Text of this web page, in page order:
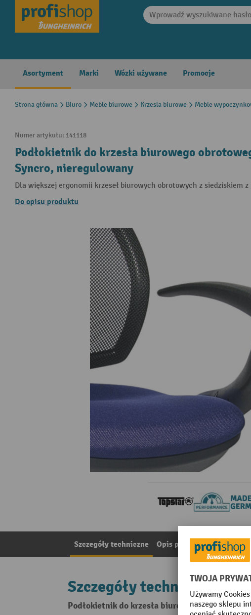
Skip to main navigation
Asortyment Marki Wózki używane Promocje
Strona główna Biuro Meble biurowe Krzesla biurowe Meble
Numer artykułu: 141118
Podłokietnik do krzesła biurowego
Syncro, nieregulowany
Dla większej ergonomii krzeseł biurowych obrotowych z siedziskiem z
Do opisu produktu
Szczegóły techniczne Opis produktu Materiały
Szczegóły techniczne
Podłokietnik do krzesła biurowego